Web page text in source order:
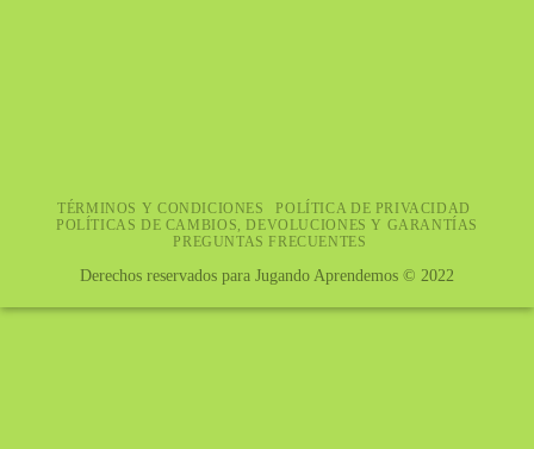
TÉRMINOS Y CONDICIONES
POLÍTICA DE PRIVACIDAD
POLÍTICAS DE CAMBIOS, DEVOLUCIONES Y GARANTÍAS
PREGUNTAS FRECUENTES
Derechos reservados para Jugando Aprendemos © 2022